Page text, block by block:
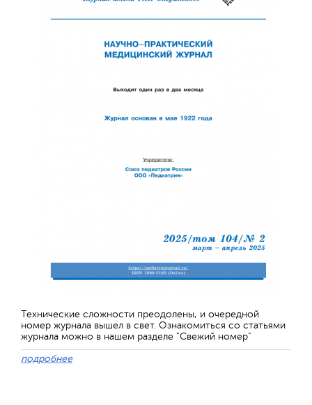
Технические сложности преодолены, и очередной
номер журнала вышел в свет. Ознакомиться со статьями
журнала можно в нашем разделе "Свежий номер"
подробнее